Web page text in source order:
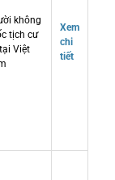
không
tịch cư
Việt
Xem
chi
tiết